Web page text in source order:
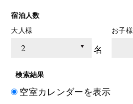
宿泊人数
大人様
名
お子様
検索結果
空室カレンダーを表示